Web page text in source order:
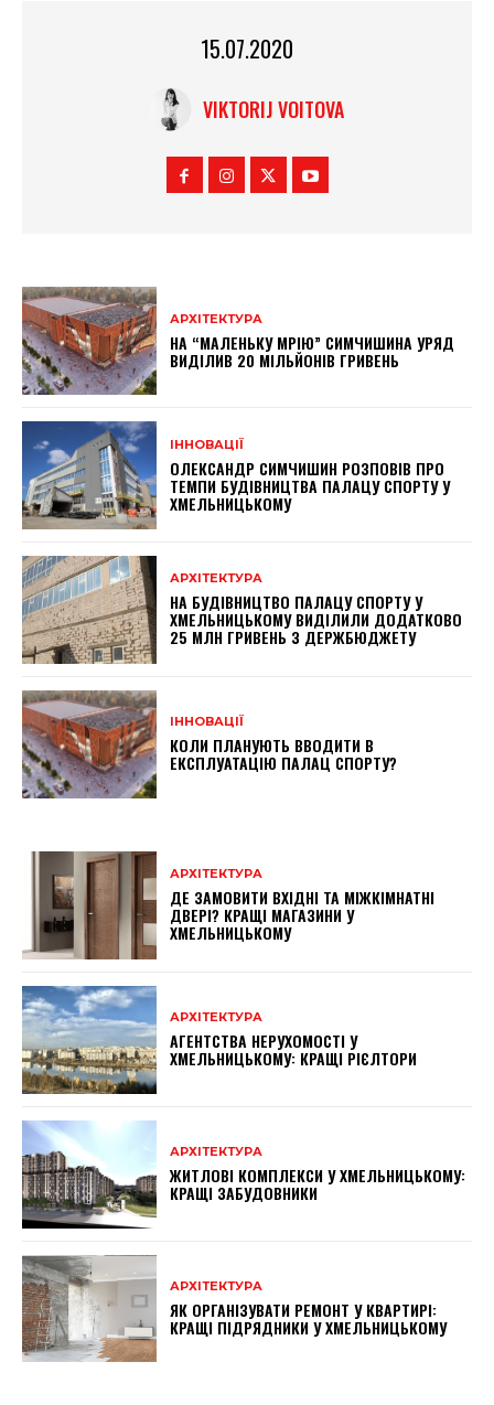
15.07.2020
VIKTORIJ VOITOVA
АРХІТЕКТУРА
НА “МАЛЕНЬКУ МРІЮ” СИМЧИШИНА УРЯД
ВИДІЛИВ 20 МІЛЬЙОНІВ ГРИВЕНЬ
ІННОВАЦІЇ
ОЛЕКСАНДР СИМЧИШИН РОЗПОВІВ ПРО
ТЕМПИ БУДІВНИЦТВА ПАЛАЦУ СПОРТУ У
ХМЕЛЬНИЦЬКОМУ
АРХІТЕКТУРА
НА БУДІВНИЦТВО ПАЛАЦУ СПОРТУ У
ХМЕЛЬНИЦЬКОМУ ВИДІЛИЛИ ДОДАТКОВО
25 МЛН ГРИВЕНЬ З ДЕРЖБЮДЖЕТУ
ІННОВАЦІЇ
КОЛИ ПЛАНУЮТЬ ВВОДИТИ В
ЕКСПЛУАТАЦІЮ ПАЛАЦ СПОРТУ?
АРХІТЕКТУРА
ДЕ ЗАМОВИТИ ВХІДНІ ТА МІЖКІМНАТНІ
ДВЕРІ? КРАЩІ МАГАЗИНИ У
ХМЕЛЬНИЦЬКОМУ
АРХІТЕКТУРА
АГЕНТСТВА НЕРУХОМОСТІ У
ХМЕЛЬНИЦЬКОМУ: КРАЩІ РІЄЛТОРИ
АРХІТЕКТУРА
ЖИТЛОВІ КОМПЛЕКСИ У ХМЕЛЬНИЦЬКОМУ:
КРАЩІ ЗАБУДОВНИКИ
АРХІТЕКТУРА
ЯК ОРГАНІЗУВАТИ РЕМОНТ У КВАРТИРІ:
КРАЩІ ПІДРЯДНИКИ У ХМЕЛЬНИЦЬКОМУ